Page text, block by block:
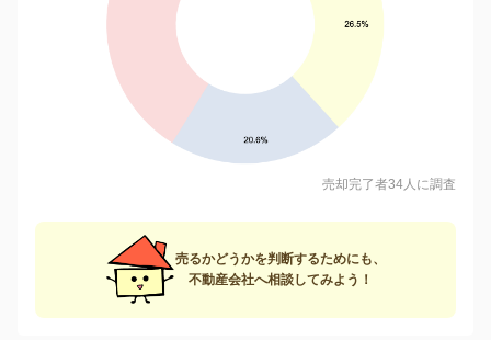
売却完了者34人に調査
売るかどうかを判断するためにも、
不動産会社へ相談してみよう！